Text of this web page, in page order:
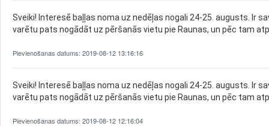
Sveiki! Interesē baļļas noma uz nedēļas nogali 24-25. augusts. Ir
varētu pats nogādāt uz pēršanās vietu pie Raunas, un pēc tam
Pievienošanas datums: 2019-08-12 13:16:16
Sveiki! Interesē baļļas noma uz nedēļas nogali 24-25. augusts. Ir
varētu pats nogādāt uz pēršanās vietu pie Raunas, un pēc tam
Pievienošanas datums: 2019-08-12 12:16:04